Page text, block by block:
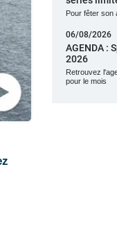
Pour fêter son
06/08/2026
AGENDA :
2026
Retrouvez
pour le mois